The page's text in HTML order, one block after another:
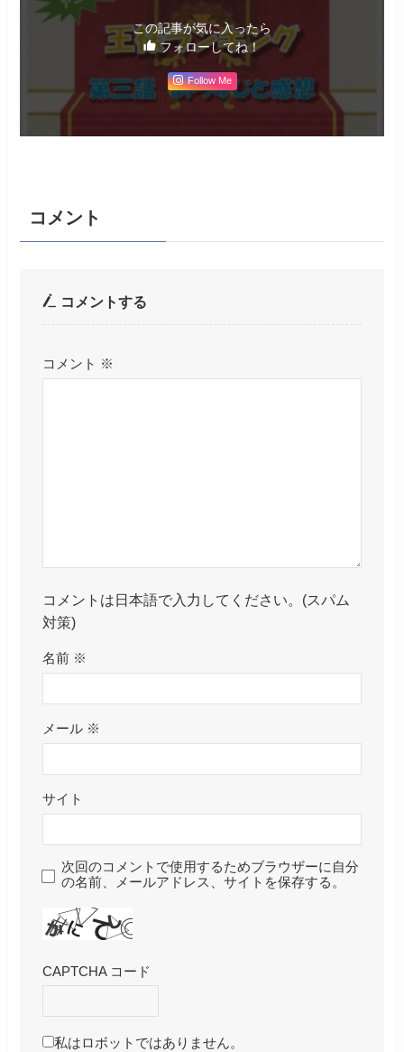
この記事が気に入ったら
フォローしてね！
Follow Me
コメント
コメントする
コメント ※
コメントは日本語で入力してください。(スパム
対策)
名前 ※
メール ※
サイト
次回のコメントで使用するためブラウザーに自分
の名前、メールアドレス、サイトを保存する。
CAPTCHA コード
私はロボットではありません。